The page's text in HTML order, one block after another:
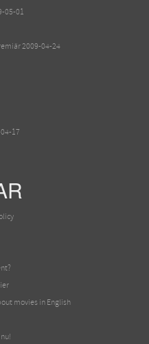
05-01
2009-04-24
17
movies in English